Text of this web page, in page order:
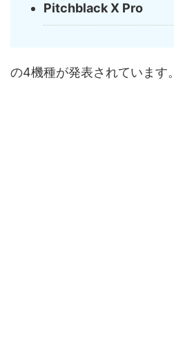
Pitchblack X Pro
の4機種が発表されています。